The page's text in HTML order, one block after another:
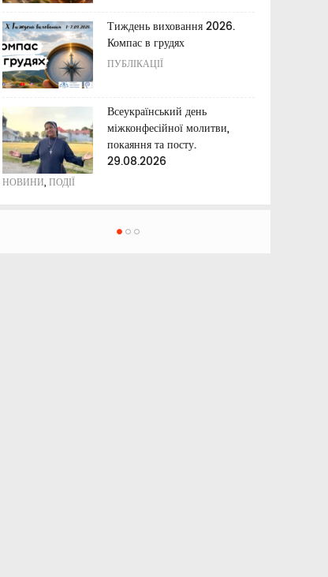
Тиждень виховання 2026.
Компас в грудях
ПУБЛІКАЦІЇ
Всеукраїнський день
міжконфесійної молитви,
покаяння та посту.
29.08.2026
НОВИНИ, ПОДІЇ
системі сучасній освіті
України
ПУБЛІКАЦІЇ
освіти РКЦ
ПУБЛІКАЦІЇ
ПУБЛІКАЦІЇ
Базові документи сучасної
ПУБЛІКАЦІЇ